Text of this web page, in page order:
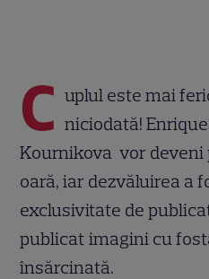
C uplul este mai
niciodată!
Kournikova vor
oară, iar dezvăluirea a
exclusivitate de
publicat imagini cu
însărcinată.